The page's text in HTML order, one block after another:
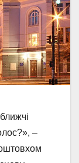
–